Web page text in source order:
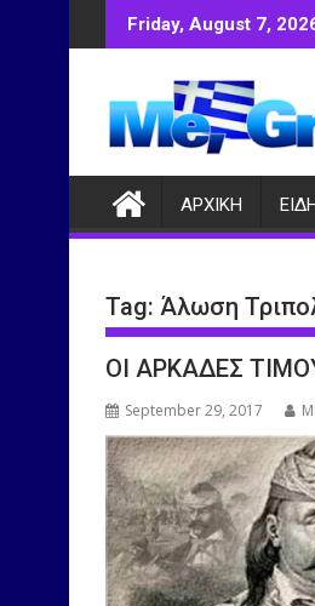
to
Friday, August 7,
ΑΡΧΙΚΗ
Tag: Άλωση
ΟΙ ΑΡΚΑΔΕΣ
September 29, 2017